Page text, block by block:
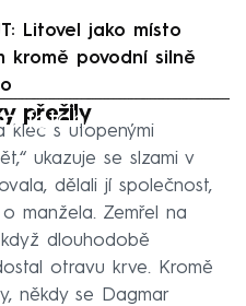
Litovel jako místo
kromě povodní silně
fetch
přežily
klec s utopenými
ukazuje se slzami v
dělali jí společnost,
manžela. Zemřel na
dlouhodobě
otravu krve. Kromě
někdy se Dagmar